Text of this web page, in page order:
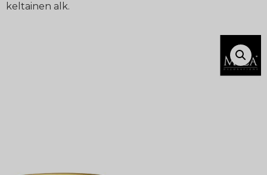
keltainen alk.